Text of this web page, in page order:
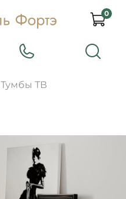
0
Тумбы ТВ